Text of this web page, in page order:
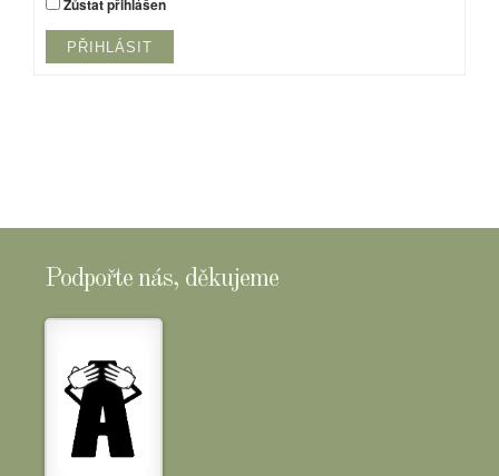
Zůstat přihlášen
PŘIHLÁSIT
Podpořte nás, děkujeme